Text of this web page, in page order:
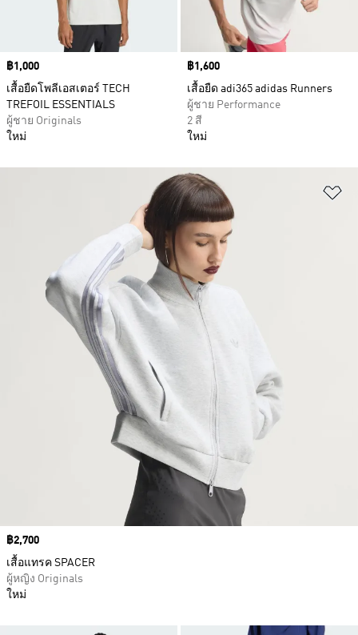
Price
฿1,000
เสื้อยืดโพลีเอสเตอร์ TECH
TREFOIL ESSENTIALS
ผู้ชาย Originals
ใหม่
Price
฿1,600
เสื้อยืด adi365 adidas Runners
ผู้ชาย Performance
2 สี
ใหม่
Price
฿2,700
เสื้อแทรค SPACER
ผู้หญิง Originals
ใหม่